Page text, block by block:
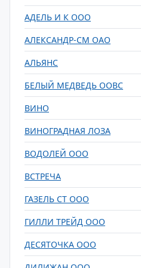
АДЕЛЬ И К ООО
АЛЕКСАНДР-СМ ОАО
АЛЬЯНС
БЕЛЫЙ МЕДВЕДЬ ООВС
ВИНО
ВИНОГРАДНАЯ ЛОЗА
ВОДОЛЕЙ ООО
ВСТРЕЧА
ГАЗЕЛЬ СТ ООО
ГИЛЛИ ТРЕЙД ООО
ДЕСЯТОЧКА ООО